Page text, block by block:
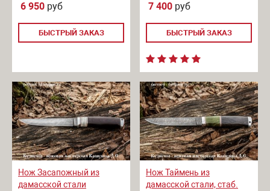
6 950 руб
БЫСТРЫЙ ЗАКАЗ
7 400 руб
БЫСТРЫЙ ЗАКАЗ
Нож Засапожный из
дамасской стали
Нож Таймень из
дамасской стали, стаб.